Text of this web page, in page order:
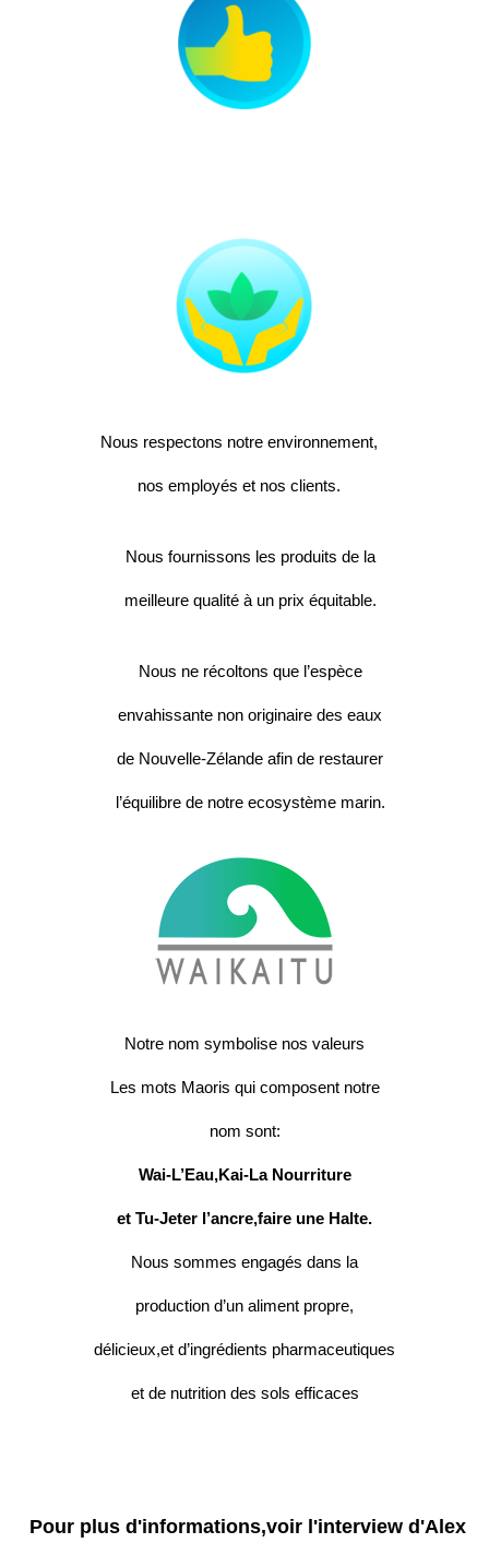
Nous respectons notre environnement,
nos employés et nos clients.
Nous fournissons les produits de la
meilleure qualité à un prix équitable.
Nous ne récoltons que l’espèce
envahissante non originaire des eaux
de Nouvelle-Zélande afin de restaurer
l’équilibre de notre ecosystème marin.
Notre nom symbolise nos valeurs
Les mots Maoris qui composent notre
nom sont:
Wai-L’Eau,Kai-La Nourriture
et Tu-Jeter l’ancre,faire une Halte.
Nous sommes engagés dans la
production d’un aliment propre,
délicieux,et d’ingrédients pharmaceutiques
et de nutrition des sols efficaces
Pour plus d'informations,voir l'interview d'Alex